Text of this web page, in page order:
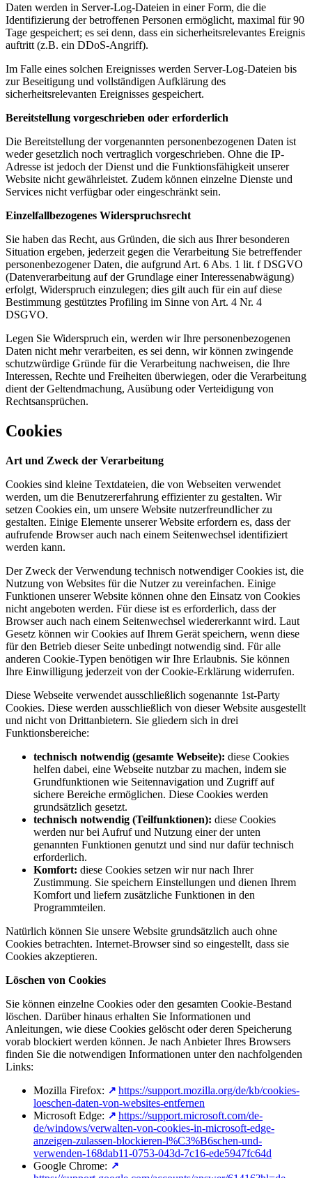
Daten werden in Server-Log-Dateien in einer Form, die die
Identifizierung der betroffenen Personen ermöglicht, maximal für 90
Tage gespeichert; es sei denn, dass ein sicherheitsrelevantes Ereignis
auftritt (z.B. ein DDoS-Angriff).
Im Falle eines solchen Ereignisses werden Server-Log-Dateien bis
zur Beseitigung und vollständigen Aufklärung des
sicherheitsrelevanten Ereignisses gespeichert.
Bereitstellung vorgeschrieben oder erforderlich
Die Bereitstellung der vorgenannten personenbezogenen Daten ist
weder gesetzlich noch vertraglich vorgeschrieben. Ohne die IP-
Adresse ist jedoch der Dienst und die Funktionsfähigkeit unserer
Website nicht gewährleistet. Zudem können einzelne Dienste und
Services nicht verfügbar oder eingeschränkt sein.
Einzelfallbezogenes Widerspruchsrecht
Sie haben das Recht, aus Gründen, die sich aus Ihrer besonderen
Situation ergeben, jederzeit gegen die Verarbeitung Sie betreffender
personenbezogener Daten, die aufgrund Art. 6 Abs. 1 lit. f DSGVO
(Datenverarbeitung auf der Grundlage einer Interessenabwägung)
erfolgt, Widerspruch einzulegen; dies gilt auch für ein auf diese
Bestimmung gestütztes Profiling im Sinne von Art. 4 Nr. 4
DSGVO.
Legen Sie Widerspruch ein, werden wir Ihre personenbezogenen
Daten nicht mehr verarbeiten, es sei denn, wir können zwingende
schutzwürdige Gründe für die Verarbeitung nachweisen, die Ihre
Interessen, Rechte und Freiheiten überwiegen, oder die Verarbeitung
dient der Geltendmachung, Ausübung oder Verteidigung von
Rechtsansprüchen.
Cookies
Art und Zweck der Verarbeitung
Cookies sind kleine Textdateien, die von Webseiten verwendet
werden, um die Benutzererfahrung effizienter zu gestalten. Wir
setzen Cookies ein, um unsere Website nutzerfreundlicher zu
gestalten. Einige Elemente unserer Website erfordern es, dass der
aufrufende Browser auch nach einem Seitenwechsel identifiziert
werden kann.
Der Zweck der Verwendung technisch notwendiger Cookies ist, die
Nutzung von Websites für die Nutzer zu vereinfachen. Einige
Funktionen unserer Website können ohne den Einsatz von Cookies
nicht angeboten werden. Für diese ist es erforderlich, dass der
Browser auch nach einem Seitenwechsel wiedererkannt wird. Laut
Gesetz können wir Cookies auf Ihrem Gerät speichern, wenn diese
für den Betrieb dieser Seite unbedingt notwendig sind. Für alle
anderen Cookie-Typen benötigen wir Ihre Erlaubnis. Sie können
Ihre Einwilligung jederzeit von der Cookie-Erklärung widerrufen.
Diese Webseite verwendet ausschließlich sogenannte 1st-Party
Cookies. Diese werden ausschließlich von dieser Website ausgestellt
und nicht von Drittanbietern. Sie gliedern sich in drei
Funktionsbereiche:
technisch notwendig (gesamte Webseite): diese Cookies
helfen dabei, eine Webseite nutzbar zu machen, indem sie
Grundfunktionen wie Seitennavigation und Zugriff auf
sichere Bereiche ermöglichen. Diese Cookies werden
grundsätzlich gesetzt.
technisch notwendig (Teilfunktionen): diese Cookies
werden nur bei Aufruf und Nutzung einer der unten
genannten Funktionen genutzt und sind nur dafür technisch
erforderlich.
Komfort: diese Cookies setzen wir nur nach Ihrer
Zustimmung. Sie speichern Einstellungen und dienen Ihrem
Komfort und liefern zusätzliche Funktionen in den
Programmteilen.
Natürlich können Sie unsere Website grundsätzlich auch ohne
Cookies betrachten. Internet-Browser sind so eingestellt, dass sie
Cookies akzeptieren.
Löschen von Cookies
Sie können einzelne Cookies oder den gesamten Cookie-Bestand
löschen. Darüber hinaus erhalten Sie Informationen und
Anleitungen, wie diese Cookies gelöscht oder deren Speicherung
vorab blockiert werden können. Je nach Anbieter Ihres Browsers
finden Sie die notwendigen Informationen unter den nachfolgenden
Links:
Mozilla Firefox:
https://support.mozilla.org/de/kb/cookies-
loeschen-daten-von-websites-entfernen
Microsoft Edge:
https://support.microsoft.com/de-
de/windows/verwalten-von-cookies-in-microsoft-edge-
anzeigen-zulassen-blockieren-l%C3%B6schen-und-
verwenden-168dab11-0753-043d-7c16-ede5947fc64d
Google Chrome: